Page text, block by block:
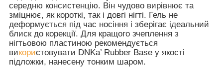
середню консистенцію. Він чудово вирівнює та
зміцнює, як короткі, так і довгі нігті. Гель не
деформується під час носіння і зберігає ідеальний
блиск до корекції. Для кращого зчеплення з
нігтьовою пластиною рекомендується
використовувати DNKa’ Rubber Base у якості
підложки, нанесену тонким шаром.